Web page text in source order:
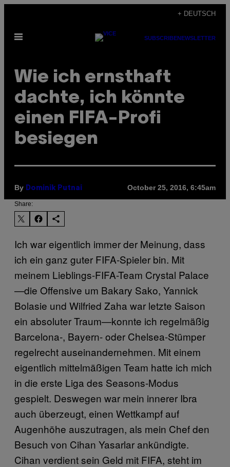
content
+ DEUTSCH
Open
SUBSCRIBENEWSLETTER
Wie ich ernsthaft
dachte, ich könnte
einen FIFA-Profi
besiegen
By Dominik Putnai October 25, 2016, 6:45am
Share:
Ich war eigentlich immer der Meinung, dass
ich ein ganz guter FIFA-Spieler bin. Mit
meinem Lieblings-FIFA-Team Crystal Palace
—die Offensive um Bakary Sako, Yannick
Bolasie und Wilfried Zaha war letzte Saison
ein absoluter Traum—konnte ich regelmäßig
Barcelona-, Bayern- oder Chelsea-Stümper
regelrecht auseinandernehmen. Mit einem
eigentlich mittelmäßigen Team hatte ich mich
in die erste Liga des Seasons-Modus
gespielt. Deswegen war mein innerer Ibra
auch überzeugt, einen Wettkampf auf
Augenhöhe auszutragen, als mein Chef den
Besuch von Cihan Yasarlar ankündigte.
Cihan verdient sein Geld mit FIFA, steht im